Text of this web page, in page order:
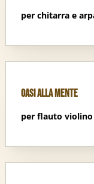
per chitarra e
Oasi Alla Mente
per flauto violino